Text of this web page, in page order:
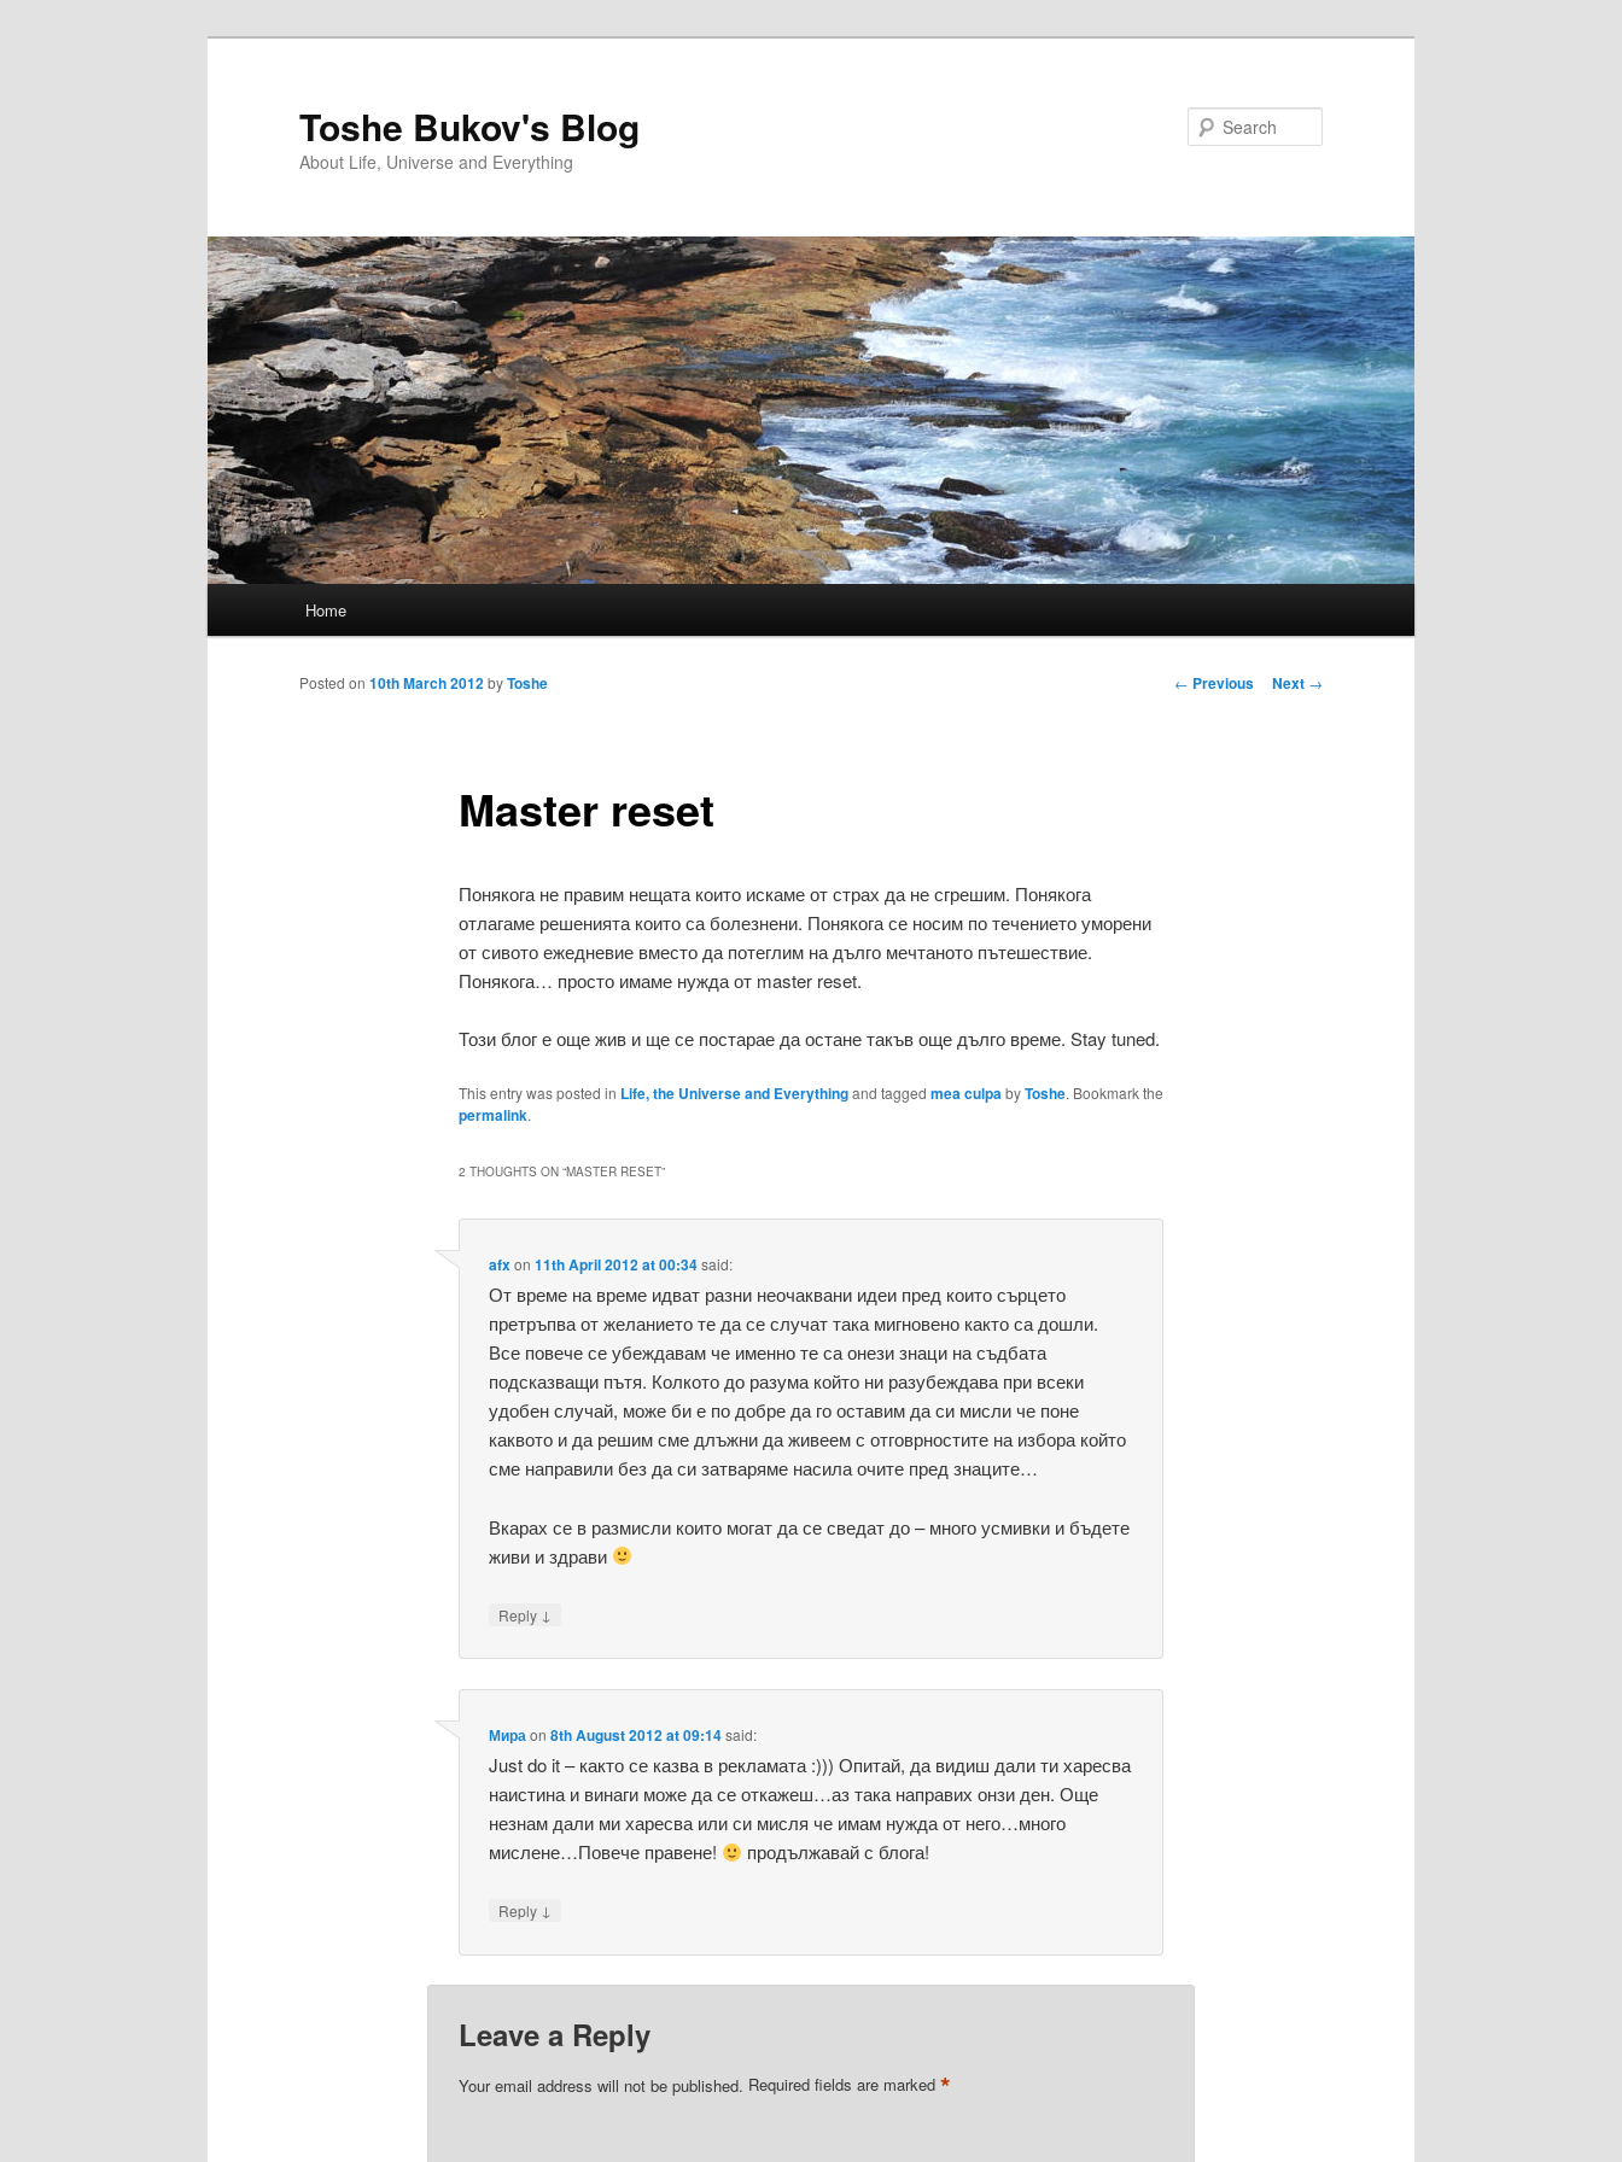
Toshe Bukov's Blog
About Life, Universe and Everything
Home
Post
← Previous Next →
Master reset
Posted on 10th March 2012byToshe
Понякога не правим нещата които искаме от страх да не сгрешим. Понякога
отлагаме решенията които са болезнени. Понякога се носим по течението уморени
от сивото ежедневие вместо да потеглим на дълго мечтаното пътешествие.
Понякога… просто имаме нужда от master reset.
Този блог е още жив и ще се постарае да остане такъв още дълго време. Stay tuned.
This entry was posted in Life, the Universe and Everythingand tagged mea culpabyToshe. Bookmark the
permalink.
2 THOUGHTS ON “MASTER RESET”
afxon11th April 2012 at 00:34said:
От време на време идват разни неочаквани идеи пред които сърцето
претръпва от желанието те да се случат така мигновено както са дошли.
Все повече се убеждавам че именно те са онези знаци на съдбата
подсказващи пътя. Колкото до разума който ни разубеждава при всеки
удобен случай, може би е по добре да го оставим да си мисли че поне
каквото и да решим сме длъжни да живеем с отговрностите на избора който
сме направили без да си затваряме насила очите пред знаците…
Вкарах се в размисли които могат да се сведат до – много усмивки и бъдете
живи и здрави
Reply ↓
Мираon8th August 2012 at 09:14said:
Just do it – както се казва в рекламата :))) Опитай, да видиш дали ти харесва
наистина и винаги може да се откажеш…аз така направих онзи ден. Още
незнам дали ми харесва или си мисля че имам нужда от него…много
мислене…Повече правене!
продължавай с блога!
Reply ↓
Leave a Reply
Your email address will not be published. Required fields are marked *